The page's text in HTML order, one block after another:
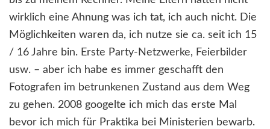
wirklich eine Ahnung was ich tat, ich auch nicht. Die
Möglichkeiten waren da, ich nutze sie ca. seit ich 15
/ 16 Jahre bin. Erste Party-Netzwerke, Feierbilder
usw. – aber ich habe es immer geschafft den
Fotografen im betrunkenen Zustand aus dem Weg
zu gehen. 2008 googelte ich mich das erste Mal
bevor ich mich für Praktika bei Ministerien bewarb.